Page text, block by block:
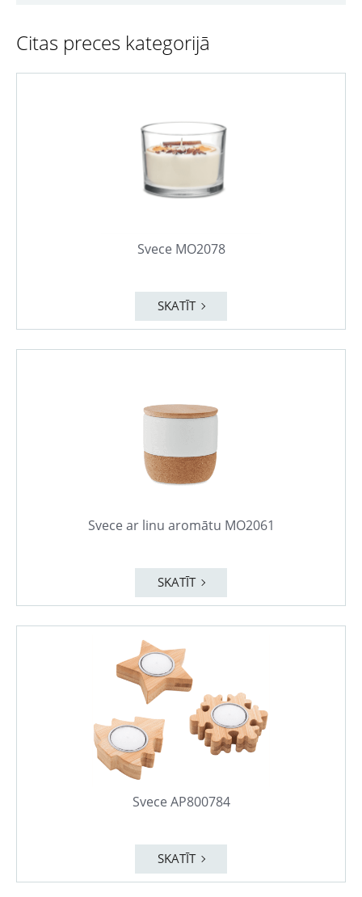
Citas preces kategorijā
Svece MO2078
SKATĪT
Svece ar linu aromātu MO2061
SKATĪT
Svece AP800784
SKATĪT